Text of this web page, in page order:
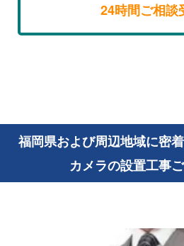
24時間ご相談
福岡県および周辺地域に密
カメラの設置工事